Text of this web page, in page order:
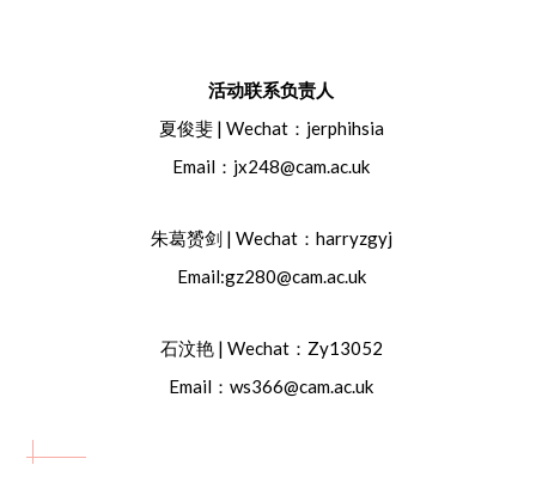
活动联系负责人
夏俊斐 | Wechat：jerphihsia
Email：jx248@cam.ac.uk
朱葛赟剑 | Wechat：harryzgyj
Email:gz280@cam.ac.uk
石汶艳 | Wechat：Zy13052
Email：ws366@cam.ac.uk